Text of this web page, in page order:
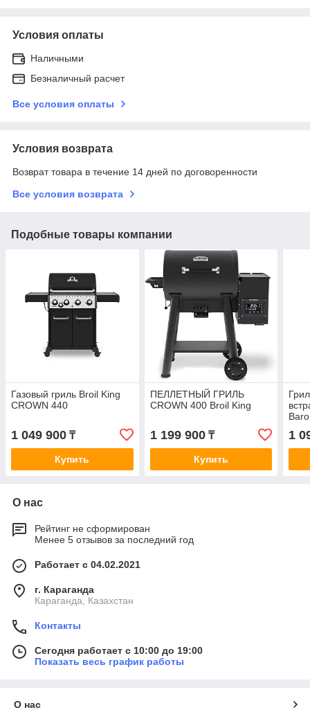
Условия оплаты
Наличными
Безналичный расчет
Все условия оплаты
Условия возврата
Возврат товара в течение 14 дней по договоренности
Все условия возврата
Подобные товары компании
Газовый гриль Broil King
CROWN 440
1 049 900 ₸
Купить
ПЕЛЛЕТНЫЙ ГРИЛЬ
CROWN 400 Broil King
1 199 900₸
Купить
1
О нас
Рейтинг не сформирован
Менее 5 отзывов за последний год
Работает с 04.02.2021
г. Караганда
Караганда, Казахстан
Контакты
Сегодня работает с 10:00 до 19:00
Показать весь график работы
О нас